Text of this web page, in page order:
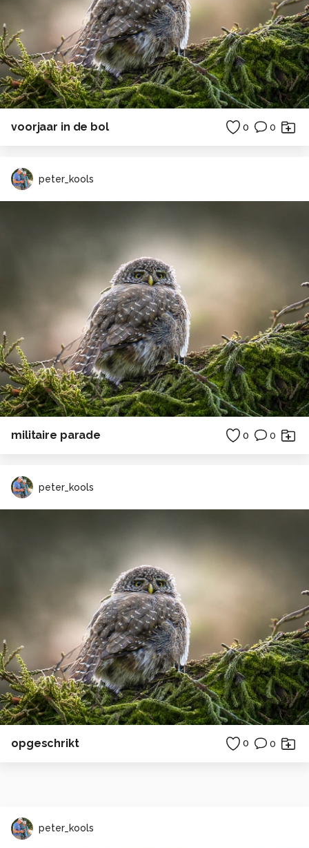
voorjaar in de bol 0 0
peter_kools
militaire parade 0 0
peter_kools
opgeschrikt 0 0
peter_kools